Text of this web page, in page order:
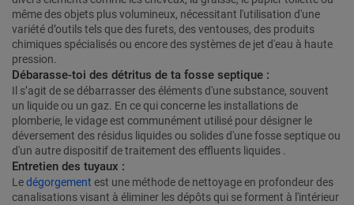
même des objets plus volumineux, nécessitant l'utilisation d'une
variété d’outils tels que des furets, des ventouses, des produits
chimiques spécialisés ou encore des systèmes de jet d'eau à haute
pression.
Débarasse-toi des détritus de ta fosse septique :
Il s’agit de se débarrasser des éléments d'une substance, souvent
un liquide ou un gaz. En ce qui concerne les installations de
plomberie, le vidage est communément utilisé pour désigner le
déversement des résidus liquides ou solides d'une fosse septique ou
d'un autre dispositif de traitement des effluents liquides .
Entretien des tuyaux :
Ledégorgement est une méthode de nettoyage en profondeur des
canalisations visant à éliminer les dépôts qui se forment à l'intérieur